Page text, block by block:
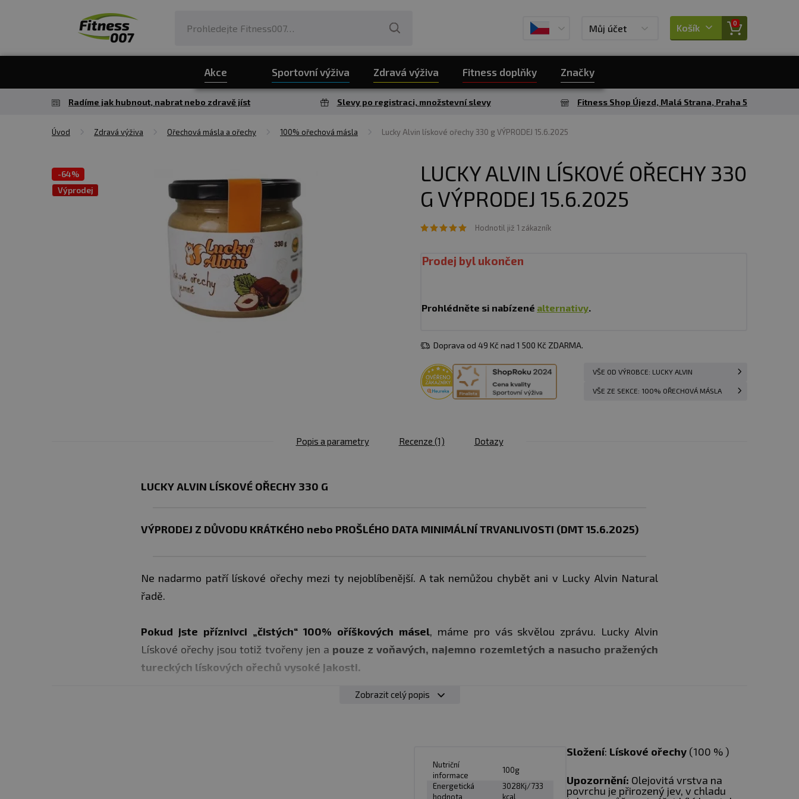
Můj účet Košík 0
Akce Sportovní výživa Zdravá výživa Fitness doplňky Značky
Radíme jak hubnout, nabrat nebo zdravě jíst Slevy po registraci, množstevní slevy Fitness Shop Újezd, Malá Strana, Praha 5
Úvod Zdravá výživa Ořechová másla a ořechy 100% ořechová másla Lucky Alvin lískové ořechy 330 g VÝPRODEJ 15.6.2025
-64%
Výprodej
LUCKY ALVIN LÍSKOVÉ OŘECHY 330
G VÝPRODEJ 15.6.2025
Hodnotil již 1 zákazník
Prodej byl ukončen
Prohlédněte si nabízené alternativy.
Doprava od 49 Kč nad 1 500 Kč ZDARMA.
VŠE OD VÝROBCE: LUCKY ALVIN
VŠE ZE SEKCE: 100% OŘECHOVÁ MÁSLA
Popis a parametry Recenze (1) Dotazy
LUCKY ALVIN LÍSKOVÉ OŘECHY 330 G
VÝPRODEJ Z DŮVODU KRÁTKÉHO nebo PROŠLÉHO DATA MINIMÁLNÍ TRVANLIVOSTI (DMT 15.6.2025)
Ne nadarmo patří lískové ořechy mezi ty nejoblíbenější. A tak nemůžou chybět ani v Lucky Alvin Natural
řadě.
Pokud jste příznivci „čistých“ 100% oříškových másel, máme pro vás skvělou zprávu. Lucky Alvin
Lískové ořechy jsou totiž tvořeny jen a pouze z voňavých, najemno rozemletých a nasucho pražených
tureckých lískových ořechů vysoké jakosti.
Můžete si tak vychutnat jemnou delikatesu bez jakýchkoliv přídavků olejů, stabilizátorů, cukrů či aromat.
Ideální jako pomazánka nebo ingredience do vaření či koktejlu. Před konzumací
Zobrazit celý popis
Nutriční
informace
100g
Energetická
hodnota
3028Kj/733
kcal
Složení: Lískové ořechy(100 % )
Upozornění: Olejovitá vrstva na
povrchu je přirozený jev, v chladu